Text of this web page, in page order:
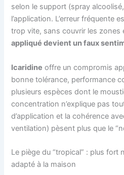
selon le support (spray
l’application. L’erreur fréquente
trop vite, sans couvrir les zones
appliqué devient un faux
Icaridine offre un compromis
bonne tolérance, performance
plusieurs espèces dont le
concentration n’explique pas
d’application et la cohérence
ventilation) pèsent plus que le
Le piège du “tropical” : plus fort
adapté à la maison